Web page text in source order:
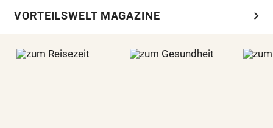
VORTEILSWELT MAGAZINE chevron_right